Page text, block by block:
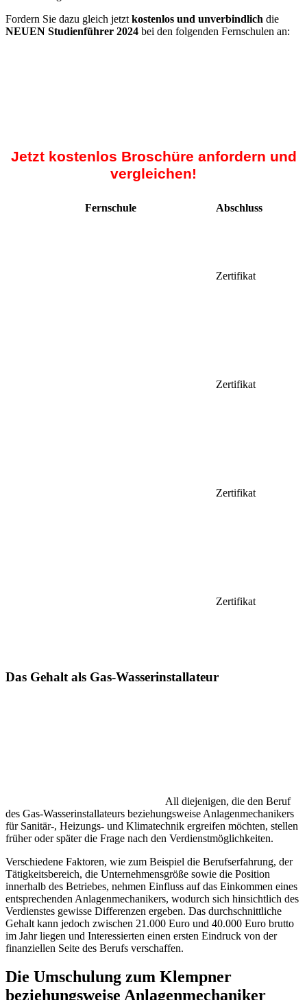
Fordern Sie dazu gleich jetzt kostenlos und unverbindlich die
NEUEN Studienführer 2024 bei den folgenden Fernschulen an:
Jetzt kostenlos Broschüre anfordern und
vergleichen!
Fernschule Abschluss
Zertifikat
Zertifikat
Zertifikat
Zertifikat
Das Gehalt als Gas-Wasserinstallateur
All diejenigen, die den Beruf
des Gas-Wasserinstallateurs beziehungsweise Anlagenmechanikers
für Sanitär-, Heizungs- und Klimatechnik ergreifen möchten, stellen
früher oder später die Frage nach den Verdienstmöglichkeiten.
Verschiedene Faktoren, wie zum Beispiel die Berufserfahrung, der
Tätigkeitsbereich, die Unternehmensgröße sowie die Position
innerhalb des Betriebes, nehmen Einfluss auf das Einkommen eines
entsprechenden Anlagenmechanikers, wodurch sich hinsichtlich des
Verdienstes gewisse Differenzen ergeben. Das durchschnittliche
Gehalt kann jedoch zwischen 21.000 Euro und 40.000 Euro brutto
im Jahr liegen und Interessierten einen ersten Eindruck von der
finanziellen Seite des Berufs verschaffen.
Die Umschulung zum Klempner
beziehungsweise Anlagenmechaniker